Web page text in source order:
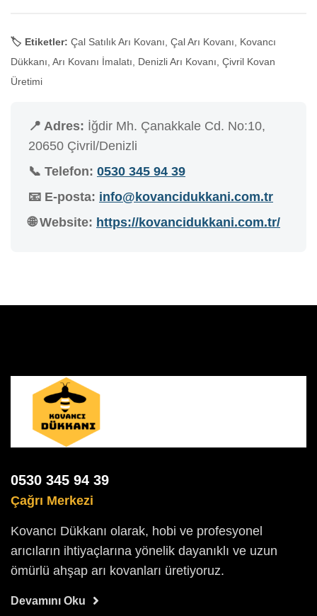
🏷️ Etiketler: Çal Satılık Arı Kovanı, Çal Arı Kovanı, Kovancı
Dükkanı, Arı Kovanı İmalatı, Denizli Arı Kovanı, Çivril Kovan
Üretimi
📍 Adres: İğdir Mh. Çanakkale Cd. No:10,
20650 Çivril/Denizli
📞 Telefon: 0530 345 94 39
📧 E-posta: info@kovancidukkani.com.tr
🌐 Website: https://kovancidukkani.com.tr/
0530 345 94 39
Çağrı Merkezi
Kovancı Dükkanı olarak, hobi ve profesyonel
arıcıların ihtiyaçlarına yönelik dayanıklı ve uzun
ömürlü ahşap arı kovanları üretiyoruz.
Devamını Oku